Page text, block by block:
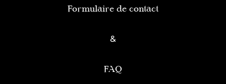
Formulaire de contact
&
FAQ